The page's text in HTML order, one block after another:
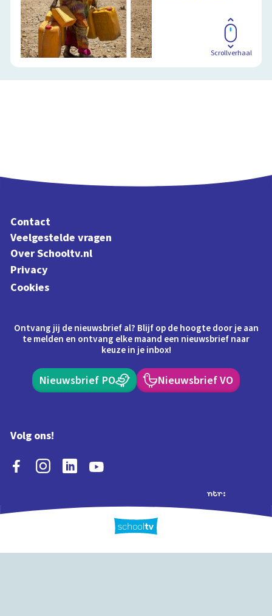
Scrollverhaal
Contact
Veelgestelde vragen
Over Schooltv.nl
Privacy
Cookies
Ontvang jij de nieuwsbrief al? Blijf op de hoogte door je aan
te melden en ontvang elke maand een nieuwsbrief naar
keuze in je inbox!
Nieuwsbrief PO Nieuwsbrief VO
Volg ons!